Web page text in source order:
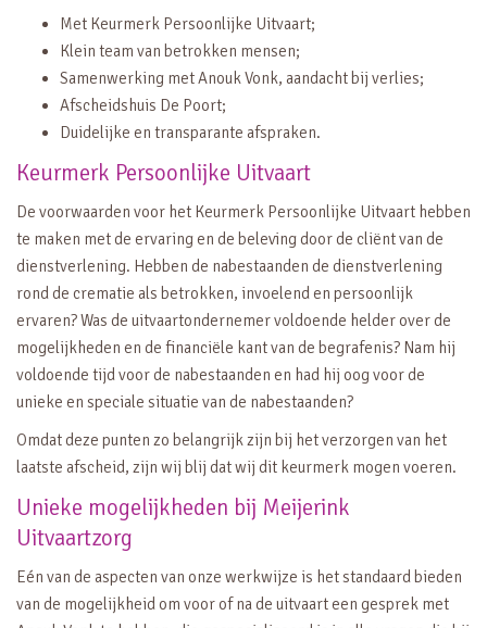
Met Keurmerk Persoonlijke Uitvaart;
Klein team van betrokken mensen;
Samenwerking met Anouk Vonk, aandacht bij verlies;
Afscheidshuis De Poort;
Duidelijke en transparante afspraken.
Keurmerk Persoonlijke Uitvaart
De voorwaarden voor het Keurmerk Persoonlijke Uitvaart hebben
te maken met de ervaring en de beleving door de cliënt van de
dienstverlening. Hebben de nabestaanden de dienstverlening
rond de crematie als betrokken, invoelend en persoonlijk
ervaren? Was de uitvaartondernemer voldoende helder over de
mogelijkheden en de financiële kant van de begrafenis? Nam hij
voldoende tijd voor de nabestaanden en had hij oog voor de
unieke en speciale situatie van de nabestaanden?
Omdat deze punten zo belangrijk zijn bij het verzorgen van het
laatste afscheid, zijn wij blij dat wij dit keurmerk mogen voeren.
Unieke mogelijkheden bij Meijerink
Uitvaartzorg
Eén van de aspecten van onze werkwijze is het standaard bieden
van de mogelijkheid om voor of na de uitvaart een gesprek met